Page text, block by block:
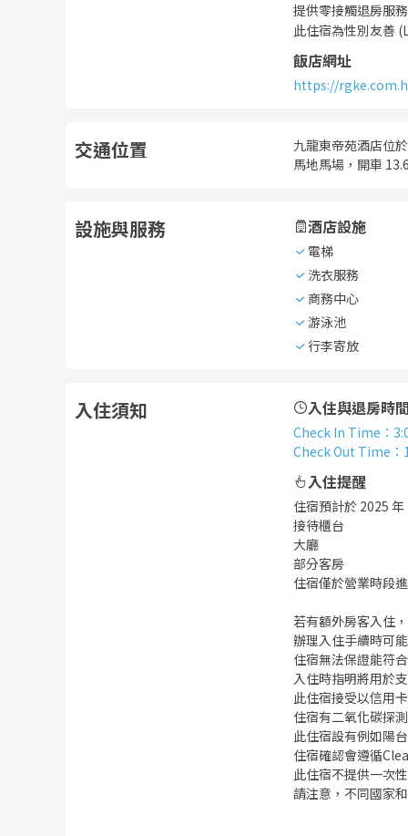
提供零接觸退房服
此住宿為性別友善
飯店網址
https://
交通位置
九龍東帝苑酒店位
馬地馬場，開車
設施與服務 酒店設施
電梯
洗衣服務
商務中心
游泳池
行李寄放
入住須知 入住與退房時
Check In Time ：
Check Out Time ：
入住提醒
住宿預計於 2025
接待櫃台
大廳
部分客房
住宿僅於營業時段
若有額外房客入住
辦理入住手續時可
住宿無法保證能符
入住時指明將用於
此住宿接受以信用
住宿有二氧化碳探
此住宿設有例如陽
住宿確認會遵循
此住宿不提供一次
請注意，不同國家